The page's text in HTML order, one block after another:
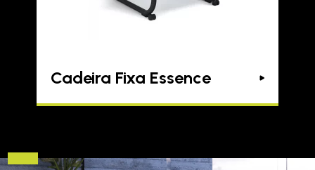
Cadeira Fixa Essence